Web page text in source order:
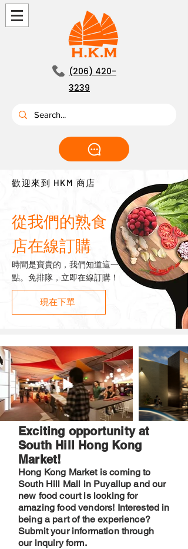
(206) 420-
3239
歡迎來到 HKM 商店
從我們的熟食
店在線訂購
時間是寶貴的，我們知道這一
點。免排隊，立即在線訂購！
現在下單
Exciting opportunity at
South Hill Hong Kong
Market!
Hong Kong Market is coming to
South Hill Mall in Puyallup and our
new food court is looking for
amazing food vendors! Interested in
being a part of the experience?
Submit your information through
our inquiry form.